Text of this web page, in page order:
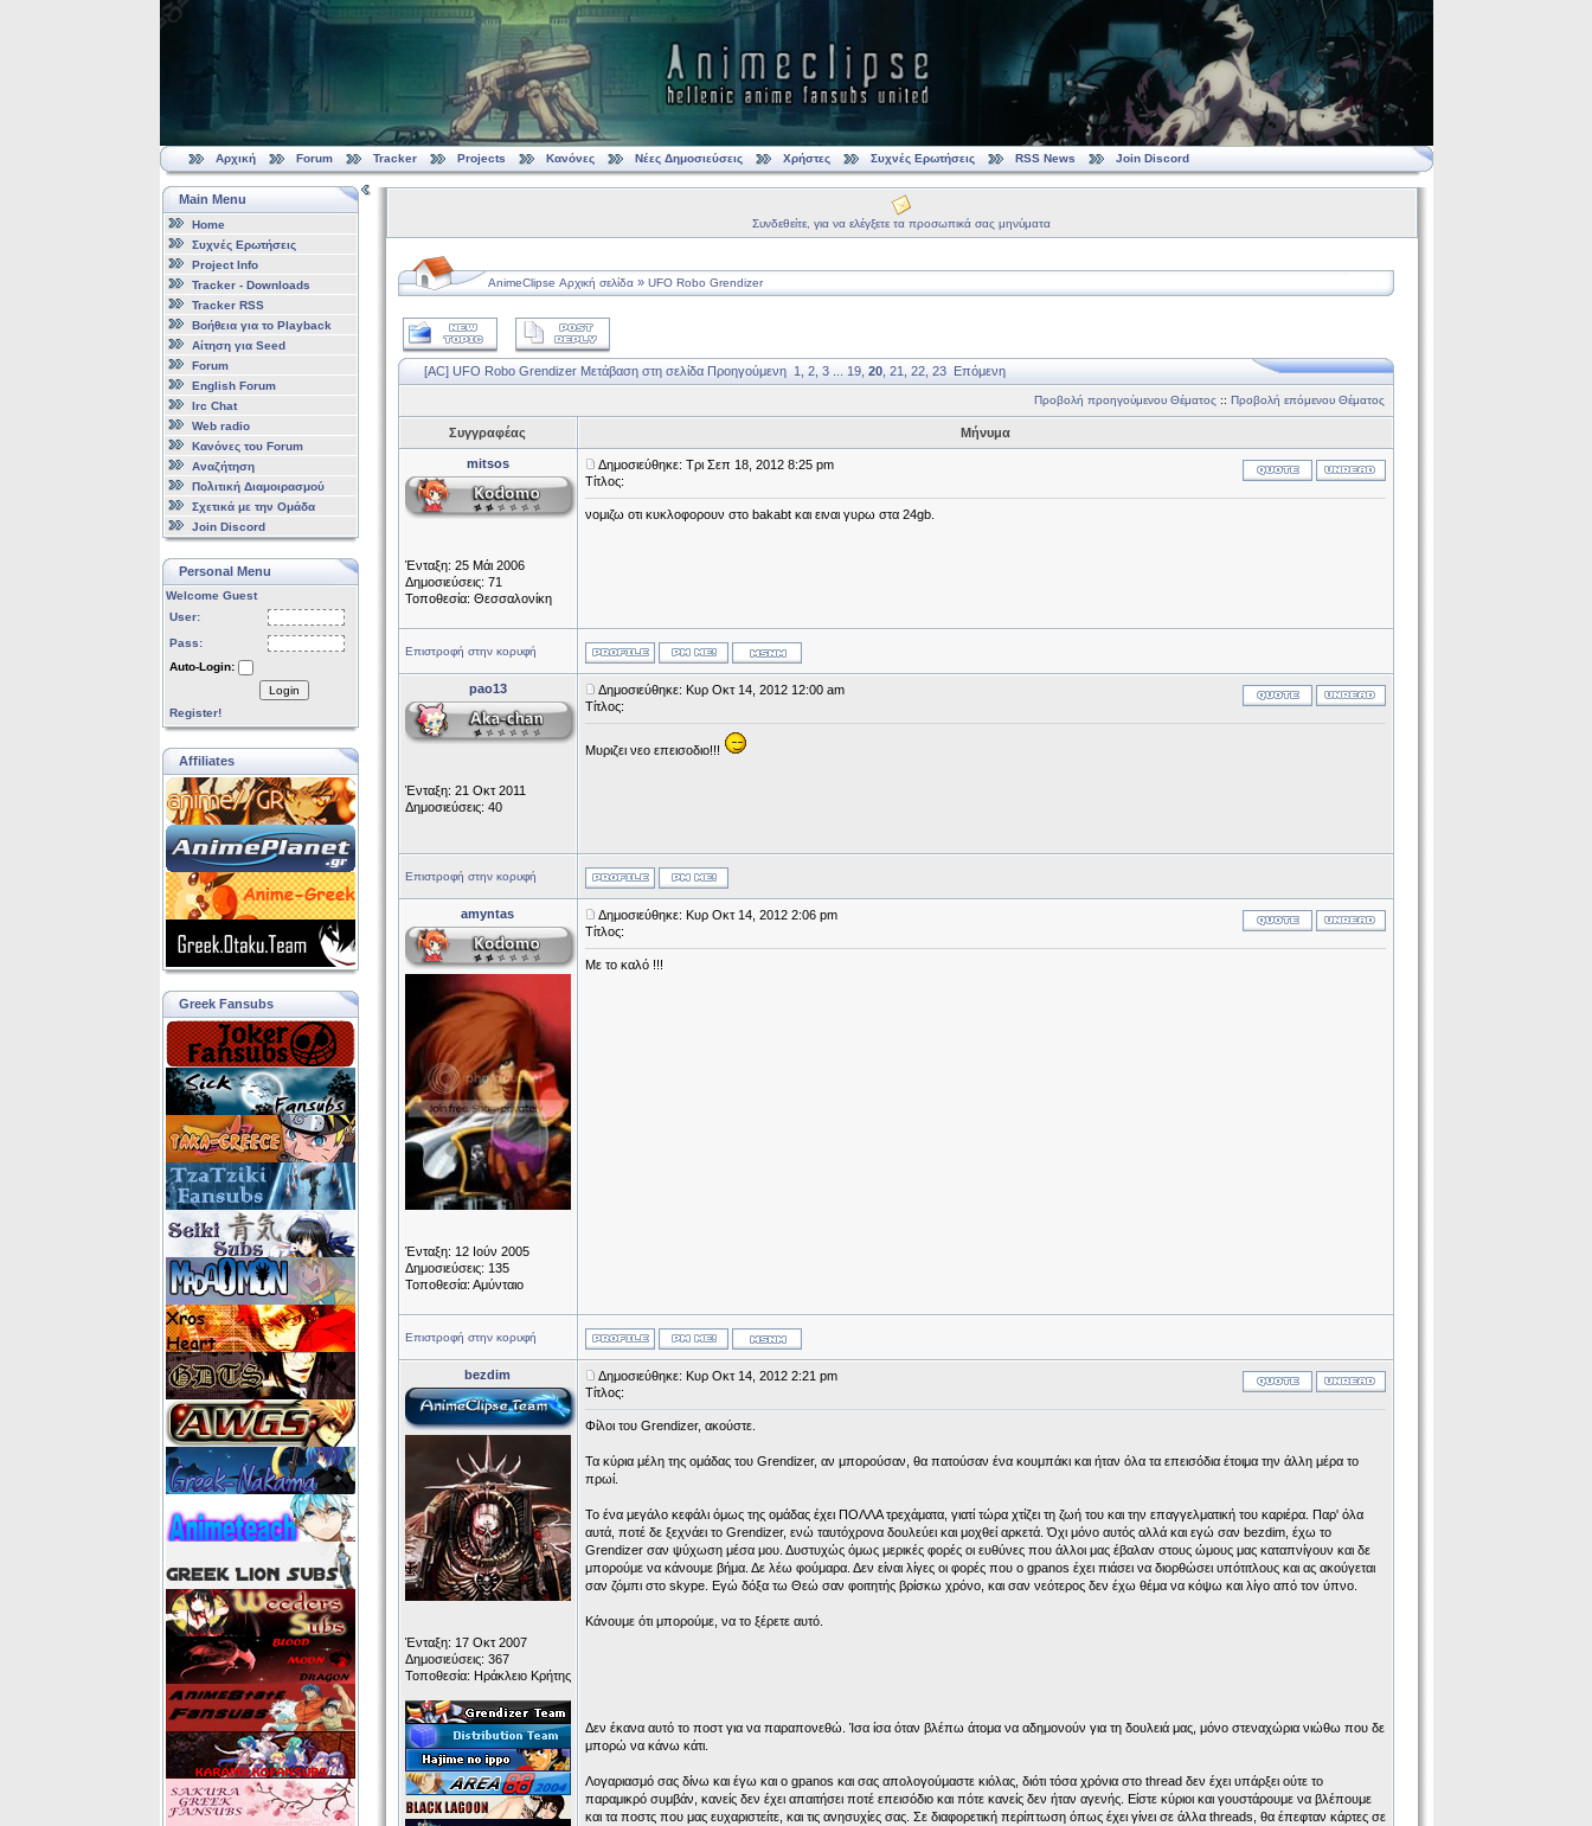
Αρχική Forum Tracker Projects Κανόνες Νέες Δημοσιεύσεις Χρήστες Συχνές Ερωτήσεις RSS News Join Discord
Main Menu
Home
Συχνές Ερωτήσεις
Project Info
Tracker - Downloads
Tracker RSS
Βοήθεια για το Playback
Αίτηση για Seed
Forum
English Forum
Irc Chat
Web radio
Κανόνες του Forum
Αναζήτηση
Πολιτική Διαμοιρασμού
Σχετικά με την Ομάδα
Join Discord
Personal Menu
Welcome Guest
User:
Pass:
Auto-Login:
Login
Register!
Affiliates
Greek Fansubs
Συνδεθείτε, για να ελέγξετε τα προσωπικά σας μηνύματα
AnimeClipse Αρχική σελίδα» UFO Robo Grendizer
[AC] UFO Robo GrendizerΜετάβαση στη σελίδα Προηγούμενη 1 2, 3... 19, 20, 21 22, 23 Επόμενη
Προβολή προηγούμενου Θέματος :: Προβολή επόμενου Θέματος
Συγγραφέας Μήνυμα
mitsos
Ένταξη: 25 Μάι 2006
Δημοσιεύσεις: 71
Τοποθεσία: Θεσσαλονίκη
Δημοσιεύθηκε: Τρι Σεπ 18, 2012 8:25 pm
Τίτλος:
νομιζω οτι κυκλοφορουν στο bakabt και ειναι γυρω στα 24gb.
Επιστροφή στην κορυφή
pao13
Ένταξη: 21 Οκτ 2011
Δημοσιεύσεις: 40
Δημοσιεύθηκε: Κυρ Οκτ 14, 2012 12:00 am
Τίτλος:
Μυριζει νεο επεισοδιο!!!
Επιστροφή στην κορυφή
amyntas
Ένταξη: 12 Ιούν 2005
Δημοσιεύσεις: 135
Τοποθεσία: Αμύνταιο
Δημοσιεύθηκε: Κυρ Οκτ 14, 2012 2:06 pm
Τίτλος:
Με το καλό !!!
Επιστροφή στην κορυφή
bezdim
Ένταξη: 17 Οκτ 2007
Δημοσιεύσεις: 367
Τοποθεσία: Ηράκλειο Κρήτης
Δημοσιεύθηκε: Κυρ Οκτ 14, 2012 2:21 pm
Τίτλος:
Φίλοι του Grendizer, ακούστε.
Τα κύρια μέλη της ομάδας του Grendizer, αν μπορούσαν, θα πατούσαν ένα κουμπάκι και ήταν όλα τα επεισόδια έτοιμα την άλλη μέρα το
πρωί.
Το ένα μεγάλο κεφάλι όμως της ομάδας έχει ΠΟΛΛΑ τρεχάματα, γιατί τώρα χτίζει τη ζωή του και την επαγγελματική του καριέρα. Παρ' όλα
αυτά, ποτέ δε ξεχνάει το Grendizer, ενώ ταυτόχρονα δουλεύει και μοχθεί αρκετά. Όχι μόνο αυτός αλλά και εγώ σαν bezdim, έχω το
Grendizer σαν ψύχωση μέσα μου. Δυστυχώς όμως μερικές φορές οι ευθύνες που άλλοι μας έβαλαν στους ώμους μας καταπνίγουν και δε
μπορούμε να κάνουμε βήμα. Δε λέω φούμαρα. Δεν είναι λίγες οι φορές που ο gpanos έχει πιάσει να διορθώσει υπότιτλους και ας ακούγεται
σαν ζόμπι στο skype. Εγώ δόξα τω Θεώ σαν φοιτητής βρίσκω χρόνο, και σαν νεότερος δεν έχω θέμα να κόψω και λίγο από τον ύπνο.
Κάνουμε ότι μπορούμε, να το ξέρετε αυτό.
Δεν έκανα αυτό το ποστ για να παραπονεθώ. Ίσα ίσα όταν βλέπω άτομα να αδημονούν για τη δουλειά μας, μόνο στεναχώρια νιώθω που δε
μπορώ να κάνω κάτι.
Λογαριασμό σας δίνω και έγω και ο gpanos και σας απολογούμαστε κιόλας, διότι τόσα χρόνια στο thread δεν έχει υπάρξει ούτε το
παραμικρό συμβάν, κανείς δεν έχει απαιτήσει ποτέ επεισόδιο και πότε κανείς δεν ήταν αγενής. Είστε κύριοι και γουστάρουμε να βλέπουμε
και τα ποστς που μας ευχαριστείτε, και τις ανησυχίες σας. Σε διαφορετική περίπτωση όπως έχει γίνει σε άλλα threads, θα έπεφταν κάρτες σε